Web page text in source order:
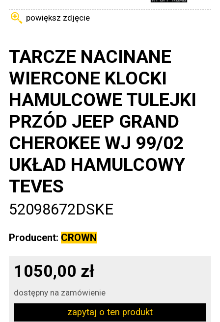
powiększ zdjęcie
TARCZE NACINANE
WIERCONE KLOCKI
HAMULCOWE TULEJKI
PRZÓD JEEP GRAND
CHEROKEE WJ 99/02
UKŁAD HAMULCOWY
TEVES
52098672DSKE
Producent: CROWN
1050,00 zł
dostępny na zamówienie
zapytaj o ten produkt